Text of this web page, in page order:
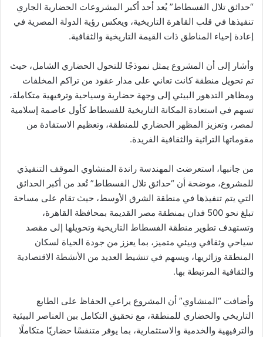
“حدائق تلال الفسطاط” يُعد أحد أكبر المشروعات الحضارية الجاري
تنفيذها في قلب القاهرة التاريخية، ويعكس رؤية الدولة المصرية في
إعادة إحياء المناطق ذات القيمة التاريخية والثقافية.
وأشار إلى أن المشروع يمثل نموذجًا للتحول الحضاري الشامل، حيث
تم تحويل منطقة كانت تعاني على مدار عقود من تراكم المخلفات
ومظاهر التدهور البيئي إلى وجهة حضارية وسياحية وترفيهية متكاملة،
تسهم في استعادة المكانة التاريخية للفسطاط كأول عاصمة إسلامية
لمصر، وتعزيز المظهر الحضاري للمنطقة، وتعظيم الاستفادة من
مقوماتها التراثية والثقافية الفريدة.
من جانبها، استعرضت المهندسة راندة المنشاوي الموقف التنفيذي
للمشروع، موضحة أن “حدائق تلال الفسطاط” تُعد من أكبر الحدائق
التي يتم تنفيذها في منطقة الشرق الأوسط، حيث تقام على مساحة
تبلغ نحو 500 فدان بمنطقة مصر القديمة بمحافظة القاهرة،
وتستهدف تطوير منطقة الفسطاط التاريخية وتحويلها إلى مقصد
سياحي وثقافي وبيئي متميز، بما يعزز من جودة الحياة لسكان
المنطقة وزائريها، ويسهم في تنشيط العديد من الأنشطة الاقتصادية
والثقافية المرتبطة بها.
وأضافت “المنشاوي” أن المشروع يراعي الحفاظ على الطابع
التاريخي والحضاري للمنطقة، مع تحقيق التكامل بين العناصر البيئية
والترفيهية والخدمية والاستثمارية، بما يوفر متنفسًا حضاريًا متكاملًا